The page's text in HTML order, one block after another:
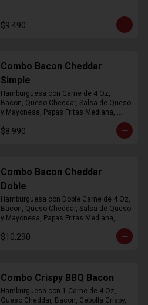
$9.490
Combo Bacon Cheddar
Simple
Hamburguesa con Carne de 4 Oz,
Bacon, Queso Cheddar, Salsa de Queso
y Mayonesa, Papas Fritas Mediana,
$8.990
Combo Bacon Cheddar
Doble
Hamburguesa con Doble Carne de 4 Oz,
Bacon, Queso Cheddar, Salsa de Queso
y Mayonesa, Papas Fritas Mediana,
$10.290
Combo Crispy BBQ Bacon
Hamburguesa con 1 Carne de 4 Oz,
Queso Cheddar, Bacon, Cebolla Crispy,